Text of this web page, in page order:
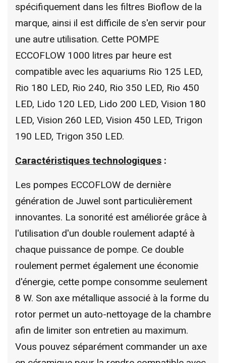
spécifiquement dans les filtres Bioflow de la
marque, ainsi il est difficile de s'en servir pour
une autre utilisation. Cette POMPE
ECCOFLOW 1000 litres par heure est
compatible avec les aquariums Rio 125 LED,
Rio 180 LED, Rio 240, Rio 350 LED, Rio 450
LED, Lido 120 LED, Lido 200 LED, Vision 180
LED, Vision 260 LED, Vision 450 LED, Trigon
190 LED, Trigon 350 LED.
Caractéristiques technologiques :
Les pompes ECCOFLOW de dernière
génération de Juwel sont particulièrement
innovantes. La sonorité est améliorée grâce à
l'utilisation d'un double roulement adapté à
chaque puissance de pompe. Ce double
roulement permet également une économie
d'énergie, cette pompe consomme seulement
8 W. Son axe métallique associé à la forme du
rotor permet un auto-nettoyage de la chambre
afin de limiter son entretien au maximum.
Vous pouvez séparément commander un axe